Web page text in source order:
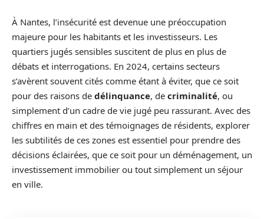
À Nantes, l’insécurité est devenue une préoccupation
majeure pour les habitants et les investisseurs. Les
quartiers jugés sensibles suscitent de plus en plus de
débats et interrogations. En 2024, certains secteurs
s’avèrent souvent cités comme étant à éviter, que ce soit
pour des raisons de délinquance, de criminalité, ou
simplement d’un cadre de vie jugé peu rassurant. Avec des
chiffres en main et des témoignages de résidents, explorer
les subtilités de ces zones est essentiel pour prendre des
décisions éclairées, que ce soit pour un déménagement, un
investissement immobilier ou tout simplement un séjour
en ville.